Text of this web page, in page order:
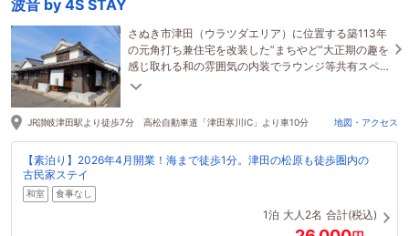
波音 by 4S STAY
さぬき市津田（ウラツダエリア）に位置する築113年
の元角打ち兼住宅を改装した”まちやど”大正期の趣を
感じ取れる和の雰囲気の内装でラウンジ等共有スペ
ースも充実！
JR讃岐津田駅より徒歩7分 高松自動車道「津田寒川IC」より車10分 地図・アクセス
【素泊り】2026年4月開業！海まで徒歩1分。津田の松原も徒歩圏内の
古民家ステイ
和室 食事なし
1泊 大人2名 合計(税込)